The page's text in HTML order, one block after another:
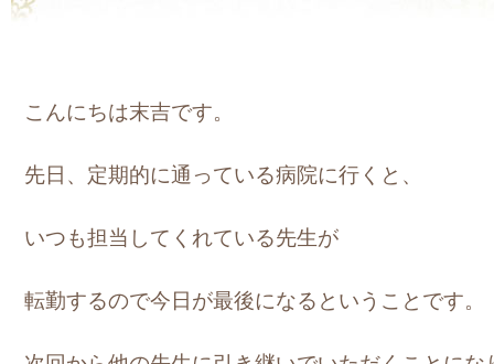
こんにちは末吉です。
先日、定期的に通っている病院に行くと、
いつも担当してくれている先生が
転勤するので今日が最後になるということです。